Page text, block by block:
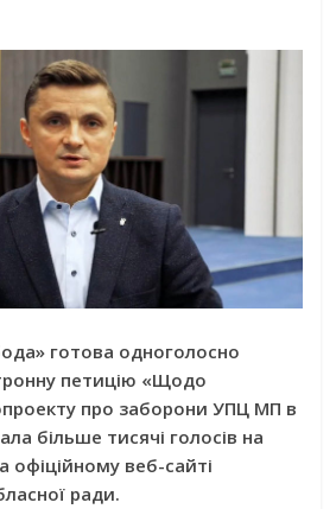
готова одноголосно
петицію «Щодо
про заборони УПЦ МП в
більше тисячі голосів на
офіційному веб-сайті
ради.